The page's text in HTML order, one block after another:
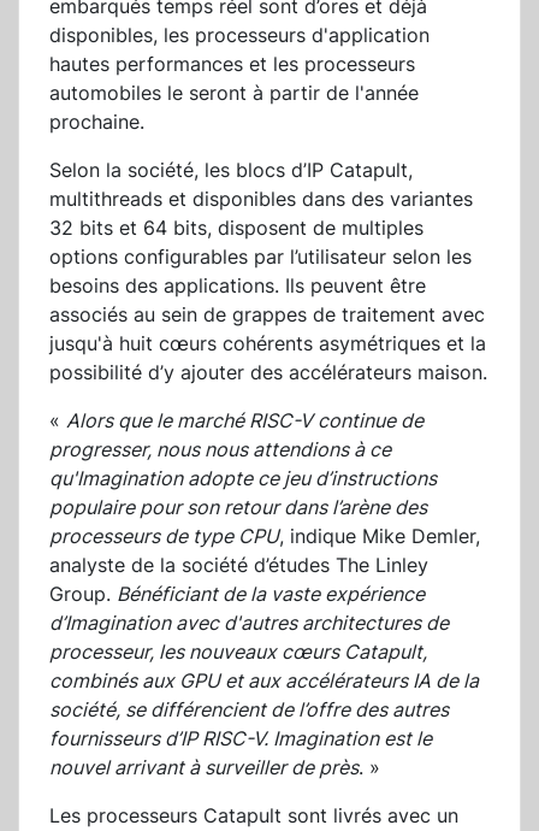
embarqués temps réel sont d’ores et déjà
disponibles, les processeurs d'application
hautes performances et les processeurs
automobiles le seront à partir de l'année
prochaine.
Selon la société, les blocs d’IP Catapult,
multithreads et disponibles dans des variantes
32 bits et 64 bits, disposent de multiples
options configurables par l’utilisateur selon les
besoins des applications. Ils peuvent être
associés au sein de grappes de traitement avec
jusqu'à huit cœurs cohérents asymétriques et la
possibilité d’y ajouter des accélérateurs maison.
« Alors que le marché RISC-V continue de
progresser, nous nous attendions à ce
qu'Imagination adopte ce jeu d’instructions
populaire pour son retour dans l’arène des
processeurs de type CPU, indique Mike Demler,
analyste de la société d’études The Linley
Group. Bénéficiant de la vaste expérience
d’Imagination avec d'autres architectures de
processeur, les nouveaux cœurs Catapult,
combinés aux GPU et aux accélérateurs IA de la
société, se différencient de l’offre des autres
fournisseurs d’IP RISC-V. Imagination est le
nouvel arrivant à surveiller de près. »
Les processeurs Catapult sont livrés avec un